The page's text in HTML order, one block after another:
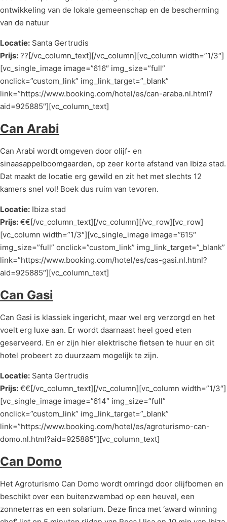
ontwikkeling van de lokale gemeenschap en de bescherming
van de natuur
Locatie: Santa Gertrudis
Prijs: ??[/vc_column_text][/vc_column][vc_column width=”1/3″]
[vc_single_image image=”616″ img_size=”full”
onclick=”custom_link” img_link_target=”_blank”
link=”https://www.booking.com/hotel/es/can-araba.nl.html?
aid=925885″][vc_column_text]
Can Arabi
Can Arabi wordt omgeven door olijf- en
sinaasappelboomgaarden, op zeer korte afstand van Ibiza stad.
Dat maakt de locatie erg gewild en zit het met slechts 12
kamers snel vol! Boek dus ruim van tevoren.
Locatie: Ibiza stad
Prijs: €€[/vc_column_text][/vc_column][/vc_row][vc_row]
[vc_column width=”1/3″][vc_single_image image=”615″
img_size=”full” onclick=”custom_link” img_link_target=”_blank”
link=”https://www.booking.com/hotel/es/cas-gasi.nl.html?
aid=925885″][vc_column_text]
Can Gasi
Can Gasi is klassiek ingericht, maar wel erg verzorgd en het
voelt erg luxe aan. Er wordt daarnaast heel goed eten
geserveerd. En er zijn hier elektrische fietsen te huur en dit
hotel probeert zo duurzaam mogelijk te zijn.
Locatie: Santa Gertrudis
Prijs: €€[/vc_column_text][/vc_column][vc_column width=”1/3″]
[vc_single_image image=”614″ img_size=”full”
onclick=”custom_link” img_link_target=”_blank”
link=”https://www.booking.com/hotel/es/agroturismo-can-
domo.nl.html?aid=925885″][vc_column_text]
Can Domo
Het Agroturismo Can Domo wordt omringd door olijfbomen en
beschikt over een buitenzwembad op een heuvel, een
zonneterras en een solarium. Deze finca met ‘award winning